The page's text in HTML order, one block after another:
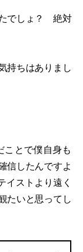
でしょ？ 絶対
持ちはありまし
ことで僕自身も
信したんですよ
イストより遠く
たいと思ってし